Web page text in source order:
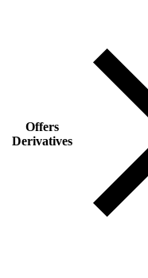
Offers
Derivatives